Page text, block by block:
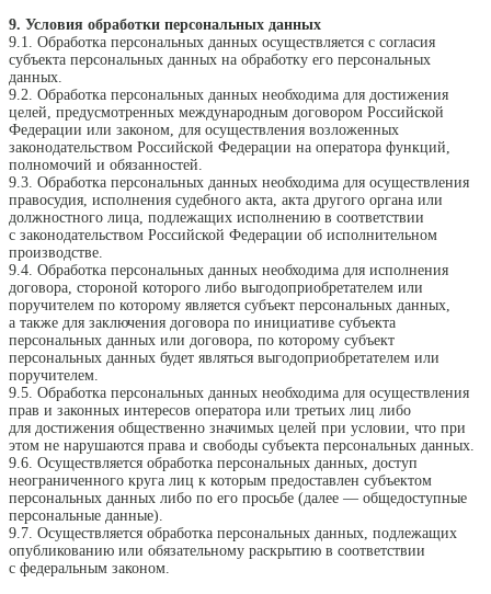
9. Условия обработки персональных данных
9.1. Обработка персональных данных осуществляется с согласия
субъекта персональных данных на обработку его персональных
данных.
9.2. Обработка персональных данных необходима для достижения
целей, предусмотренных международным договором Российской
Федерации или законом, для осуществления возложенных
законодательством Российской Федерации на оператора функций,
полномочий и обязанностей.
9.3. Обработка персональных данных необходима для осуществления
правосудия, исполнения судебного акта, акта другого органа или
должностного лица, подлежащих исполнению в соответствии
с законодательством Российской Федерации об исполнительном
производстве.
9.4. Обработка персональных данных необходима для исполнения
договора, стороной которого либо выгодоприобретателем или
поручителем по которому является субъект персональных данных,
а также для заключения договора по инициативе субъекта
персональных данных или договора, по которому субъект
персональных данных будет являться выгодоприобретателем или
поручителем.
9.5. Обработка персональных данных необходима для осуществления
прав и законных интересов оператора или третьих лиц либо
для достижения общественно значимых целей при условии, что при
этом не нарушаются права и свободы субъекта персональных данных.
9.6. Осуществляется обработка персональных данных, доступ
неограниченного круга лиц к которым предоставлен субъектом
персональных данных либо по его просьбе (далее — общедоступные
персональные данные).
9.7. Осуществляется обработка персональных данных, подлежащих
опубликованию или обязательному раскрытию в соответствии
с федеральным законом.